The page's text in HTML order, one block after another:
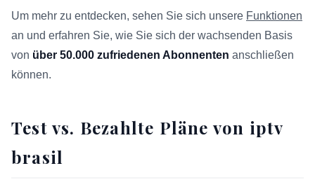
Um mehr zu entdecken, sehen Sie sich unsere Funktionen
an und erfahren Sie, wie Sie sich der wachsenden Basis
von über 50.000 zufriedenen Abonnenten anschließen
können.
Test vs. Bezahlte Pläne von iptv
brasil